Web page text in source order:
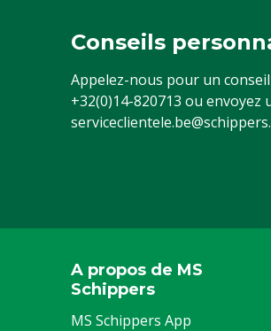
Conseils
Appelez-nous pour un
+32(0)14-820713 ou envoyez
A propos de MS
Schippers
MS Schippers App